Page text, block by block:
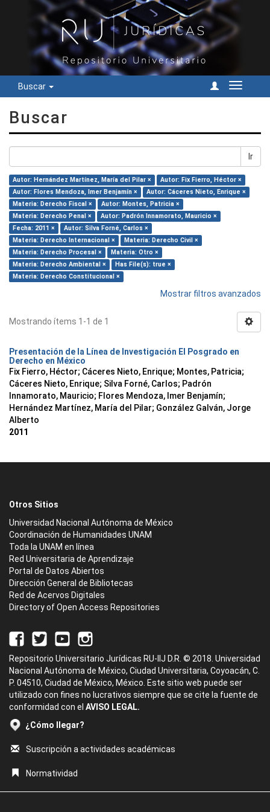
Buscar
Cambiar
Buscar
Ir
Autor: Hernández Martínez, María del Pilar ×
Autor: Fix Fierro, Héctor ×
Autor: Flores Mendoza, Imer Benjamín ×
Autor: Cáceres Nieto, Enrique ×
Materia: Derecho Fiscal ×
Autor: Montes, Patricia ×
Materia: Derecho Penal ×
Autor: Padrón Innamorato, Mauricio ×
Fecha: 2011 ×
Autor: Silva Forné, Carlos ×
Materia: Derecho Internacional ×
Materia: Derecho Civil ×
Materia: Derecho Procesal ×
Materia: Otro ×
Materia: Derecho Ambiental ×
Has File(s): true ×
Materia: Derecho Constitucional ×
Mostrar filtros avanzados
Mostrando ítems 1-1 de 1
Presentación de la Línea de Investigación El Posgrado en
Derecho en México
Fix Fierro, Héctor; Cáceres Nieto, Enrique; Montes, Patricia;
Cáceres Nieto, Enrique; Silva Forné, Carlos; Padrón
Innamorato, Mauricio; Flores Mendoza, Imer Benjamín;
Hernández Martínez, María del Pilar; González Galván, Jorge
Alberto
2011
Otros Sitios
Universidad Nacional Autónoma de México
Coordinación de Humanidades UNAM
Toda la UNAM en línea
Red Universitaria de Aprendizaje
Portal de Datos Abiertos
Dirección General de Bibliotecas
Red de Acervos Digitales
Directory of Open Access Repositories
Repositorio Universitario Jurídicas RU-IIJ D.R. © 2018. Universidad
Nacional Autónoma de México, Ciudad Universitaria, Coyoacán, C.
P. 04510, Ciudad de México, México. Este sitio web puede ser
utilizado con fines no lucrativos siempre que se cite la fuente de
conformidad con el AVISO LEGAL.
¿Cómo llegar?
Suscripción a actividades académicas
Normatividad